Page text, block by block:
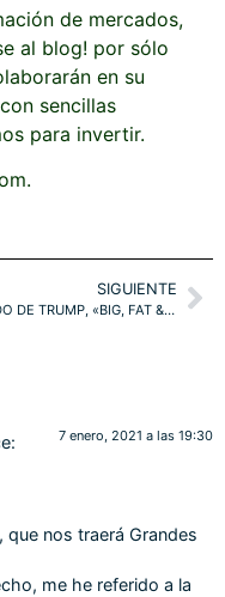
de mercados,
al blog! por sólo
en su
sencillas
para invertir.
SIGUIENTE
LEGADO DE TRUMP, «BIG, FAT & UGLY…». NUEVOS MÁXIMOS HISTÓRICOS EN CONTEXTO TÉCNICO.
7 enero, 2021 a las 19:30
nos traerá Grandes
me he referido a la